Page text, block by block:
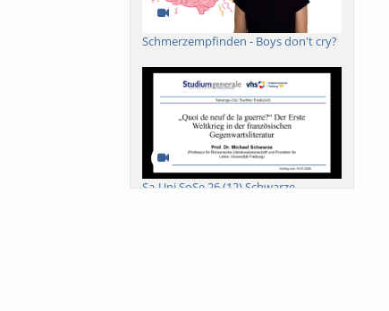
Schmerzempfinden - Boys don't cry?
Sa-Uni SoSe 26 (12) Schwarze